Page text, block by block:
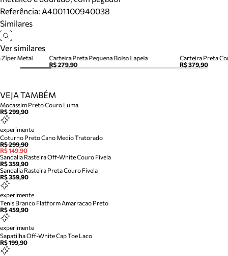
Referência: A4001100940038
Similares
Ver similares
Carteira Preta Pequena Bolso Lapela
R$ 279,90
Carteira Preta
R$ 379,90
Zíper Metal
VEJA TAMBÉM
Mocassim Preto Couro Luma
R$ 299,90
experimente
Coturno Preto Cano Medio Tratorado
R$ 299,90
R$ 149,90
Sandalia Rasteira Off-White Couro Fivela
R$ 359,90
Sandalia Rasteira Preta Couro Fivela
R$ 359,90
experimente
Tenis Branco Flatform Amarracao Preto
R$ 459,90
experimente
Sapatilha Off-White Cap Toe Laco
R$ 199,90